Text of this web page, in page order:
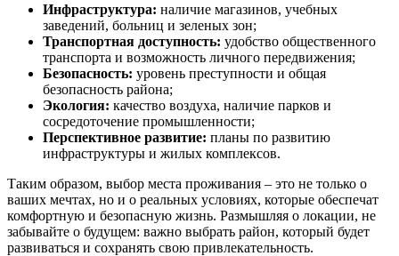
Инфраструктура: наличие магазинов, учебных
заведений, больниц и зеленых зон;
Транспортная доступность: удобство общественного
транспорта и возможность личного передвижения;
Безопасность: уровень преступности и общая
безопасность района;
Экология: качество воздуха, наличие парков и
сосредоточение промышленности;
Перспективное развитие: планы по развитию
инфраструктуры и жилых комплексов.
Таким образом, выбор места проживания – это не только о
ваших мечтах, но и о реальных условиях, которые обеспечат
комфортную и безопасную жизнь. Размышляя о локации, не
забывайте о будущем: важно выбрать район, который будет
развиваться и сохранять свою привлекательность.